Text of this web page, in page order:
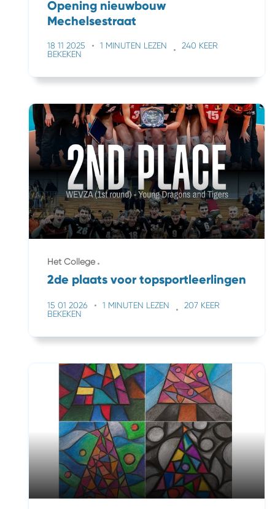
Opening nieuwbouw
Mechelsestraat
18 11 2025 1 MINUTEN LEZEN
240 KEER
BEKEKEN
Het College
2de plaats voor topsportleerlingen
15 01 2026 1 MINUTEN LEZEN
207 KEER
BEKEKEN